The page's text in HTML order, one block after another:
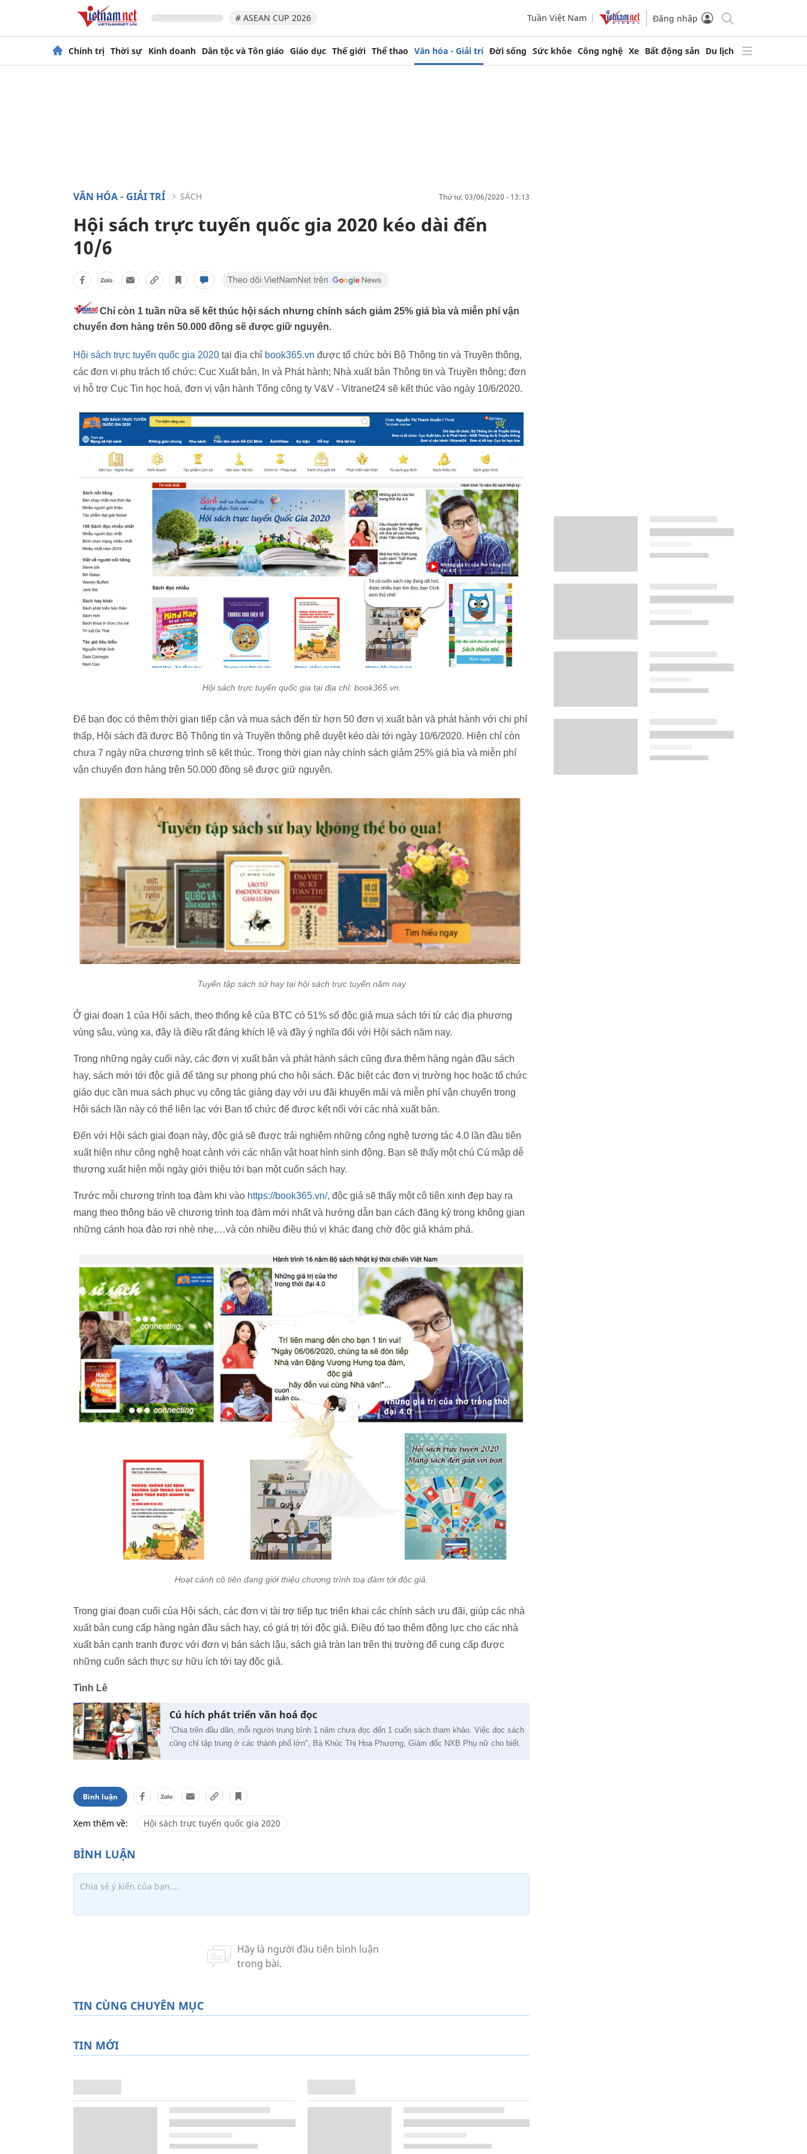
# ASEAN CUP 2026 Tuần Việt Nam Đăng nhập
Chính trị Thời sự Kinh doanh Dân tộc và Tôn giáo Giáo dục Thế giới Thể thao Văn hóa - Giải trí Đời sống Sức khỏe Công nghệ Xe Bất động sản Du lịch
VĂN HÓA - GIẢI TRÍ SÁCH thứ tư, 03/06/2020 - 13:13
Hội sách trực tuyến quốc gia 2020 kéo dài đến
10/6
Chỉ còn 1 tuần nữa sẽ kết thúc hội sách nhưng chính sách giảm 25% giá bìa và miễn phí vận
chuyển đơn hàng trên 50.000 đồng sẽ được giữ nguyên.
Hội sách trực tuyến quốc gia 2020 tại địa chỉ book365.vn được tổ chức bởi Bộ Thông tin và Truyền thông,
các đơn vị phụ trách tổ chức: Cục Xuất bản, In và Phát hành; Nhà xuất bản Thông tin và Truyền thông; đơn
vị hỗ trợ Cục Tin học hoá, đơn vị vận hành Tổng công ty V&V - Vitranet24 sẽ kết thúc vào ngày 10/6/2020.
Hội sách trực tuyến quốc gia tại địa chỉ: book365.vn.
Để bạn đọc có thêm thời gian tiếp cận và mua sách đến từ hơn 50 đơn vị xuất bản và phát hành với chi phí
thấp, Hội sách đã được Bộ Thông tin và Truyền thông phê duyệt kéo dài tới ngày 10/6/2020. Hiện chỉ còn
chưa 7 ngày nữa chương trình sẽ kết thúc. Trong thời gian này chính sách giảm 25% giá bìa và miễn phí
vận chuyển đơn hàng trên 50.000 đồng sẽ được giữ nguyên.
Tuyển tập sách sử hay tại hội sách trực tuyến năm nay
Ở giai đoạn 1 của Hội sách, theo thống kê của BTC có 51% số độc giả mua sách tới từ các địa phương
vùng sâu, vùng xa, đây là điều rất đáng khích lệ và đầy ý nghĩa đối với Hội sách năm nay.
Trong những ngày cuối này, các đơn vị xuất bản và phát hành sách cũng đưa thêm hàng ngàn đầu sách
hay, sách mới tới độc giả để tăng sự phong phú cho hội sách. Đặc biệt các đơn vị trường học hoặc tổ chức
giáo dục cần mua sách phục vụ công tác giảng dạy với ưu đãi khuyến mãi và miễn phí vận chuyển trong
Hội sách lần này có thể liên lạc với Ban tổ chức để được kết nối với các nhà xuất bản.
Đến với Hội sách giai đoạn này, độc giả sẽ được trải nghiệm những công nghệ tương tác 4.0 lần đầu tiên
xuất hiện như công nghệ hoạt cảnh với các nhân vật hoạt hình sinh động. Bạn sẽ thấy một chú Cú mập dễ
thương xuất hiện mỗi ngày giới thiệu tới bạn một cuốn sách hay.
Trước mỗi chương trình toạ đàm khi vào https://book365.vn/, độc giả sẽ thấy một cô tiên xinh đẹp bay ra
mang theo thông báo về chương trình toạ đàm mới nhất và hướng dẫn bạn cách đăng ký trong không gian
những cánh hoa đào rơi nhè nhẹ,…và còn nhiều điều thú vị khác đang chờ độc giả khám phá.
Hoạt cảnh cô tiên đang giới thiệu chương trình toạ đàm tới độc giả.
Trong giai đoạn cuối của Hội sách, các đơn vị tài trợ tiếp tục triển khai các chính sách ưu đãi, giúp các nhà
xuất bản cung cấp hàng ngàn đầu sách hay, có giá trị tới độc giả. Điều đó tạo thêm động lực cho các nhà
xuất bản cạnh tranh được với đơn vị bán sách lậu, sách giả tràn lan trên thị trường để cung cấp được
những cuốn sách thực sự hữu ích tới tay độc giả.
Tình Lê
Cú hích phát triển văn hoá đọc
“Chia trên đầu dân, mỗi người trung bình 1 năm chưa đọc đến 1 cuốn sách tham khảo. Việc đọc sách
cũng chỉ tập trung ở các thành phố lớn", Bà Khúc Thị Hoa Phượng, Giám đốc NXB Phụ nữ cho biết.
Bình luận
Xem thêm về: Hội sách trực tuyến quốc gia 2020
TIN CÙNG CHUYÊN MỤC
TIN MỚI